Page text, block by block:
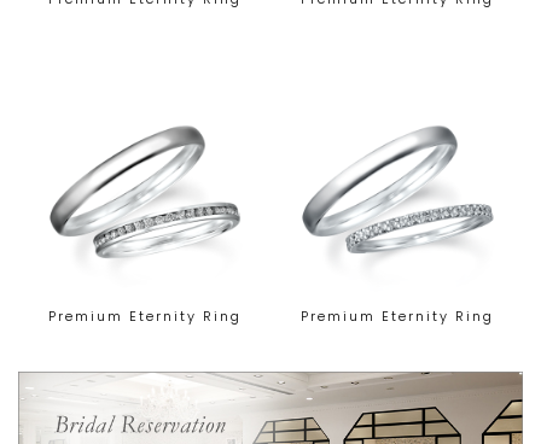
Premium Eternity Ring Premium Eternity Ring